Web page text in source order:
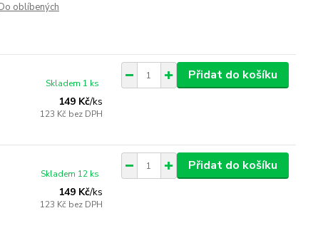
oblíbených
149 Kč/ks
123 Kč bez DPH
Skladem 1 ks
Přidat do košíku
149 Kč/ks
123 Kč bez DPH
Skladem 12 ks
Přidat do košíku